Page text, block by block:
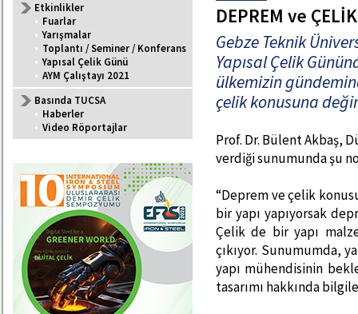
Etkinlikler
• Fuarlar
• Yarışmalar
• Toplantı / Seminer / Konferans
• Yapısal Çelik Günü
• AYM Çalıştayı 2021
Basında TUCSA
• Haberler
• Video Röportajlar
DEPREM ve ÇELİK
Gebze Teknik
Yapısal Çelik
ülkemizin
çelik konusuna
Prof. Dr. Bülent Akbaş,
verdiği sunumunda şu
“Deprem ve çelik
bir yapı yapıyorsak
Çelik de bir yapı
çıkıyor. Sunumumda,
yapı mühendisinin
tasarımı hakkında